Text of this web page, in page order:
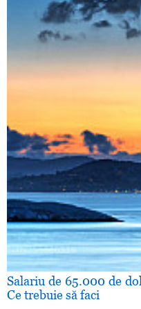
Salariu de 65.000 de
Ce trebuie să faci